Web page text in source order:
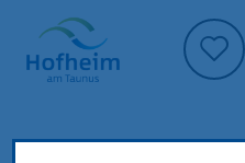
Startseite"